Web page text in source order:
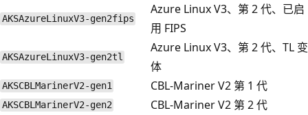
AKSAzureLinuxV3-gen2fips
Azure Linux V3、第 2 代、已启
用 FIPS
AKSAzureLinuxV3-gen2tl
Azure Linux V3、第 2 代、TL 变
体
AKSCBLMarinerV2-gen1 CBL-Mariner V2 第 1 代
AKSCBLMarinerV2-gen2 CBL-Mariner V2 第 2 代